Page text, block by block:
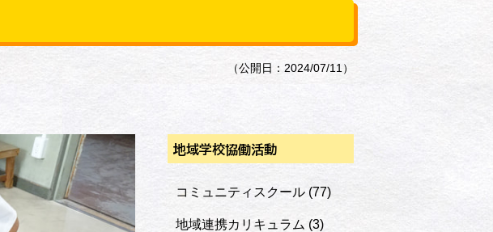
（公開日：2024/07/11）
地域学校協働活動
コミュニティスクール (77)
地域連携カリキュラム (3)